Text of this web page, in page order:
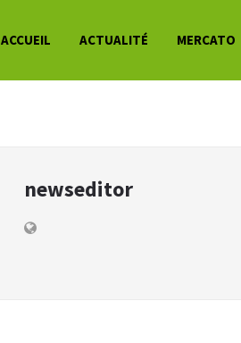
ACCUEIL ACTUALITÉ MERCATO
newseditor